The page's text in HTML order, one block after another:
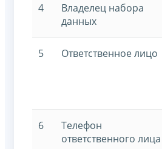
4
Владелец набора
данных
5 Ответственное лицо
6
Телефон
ответственного лица